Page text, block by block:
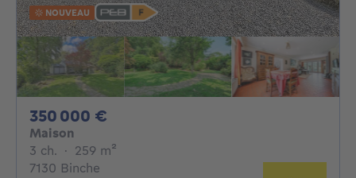
NOUVEAU
350 000 €
Maison
3 ch. 3 chambres
· 259 m²
7130 Binche